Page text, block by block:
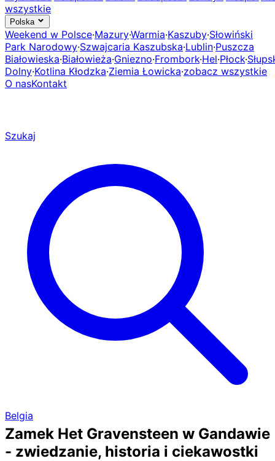
wszystkie
Polska
Weekend w Polsce·Mazury·Warmia·Kaszuby·Słowiński
Park Narodowy·Szwajcaria Kaszubska·Lublin·Puszcza
Białowieska·Białowieża·Gniezno·Frombork·Hel·Płock·
Dolny·Kotlina Kłodzka·Ziemia Łowicka·zobacz wszystkie
O nasKontakt
Szukaj
Belgia
Zamek Het Gravensteen w Gandawie
- zwiedzanie, historia i ciekawostki